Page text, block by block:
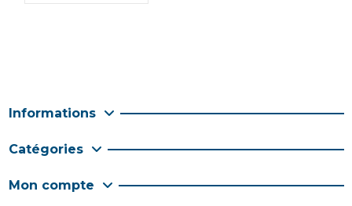
Informations
Catégories
Mon compte